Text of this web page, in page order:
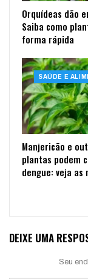
Orquídeas dão
Saiba como
forma rápida
Manjericão e
plantas podem
dengue: veja as
DEIXE UMA
Seu